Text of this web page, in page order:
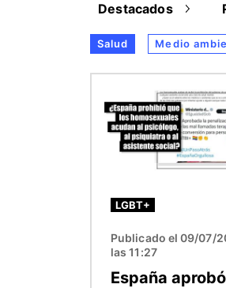
Destacados
Salud Medio
LGBT+
Publicado el 09/07/
las 11:27
España aprobó